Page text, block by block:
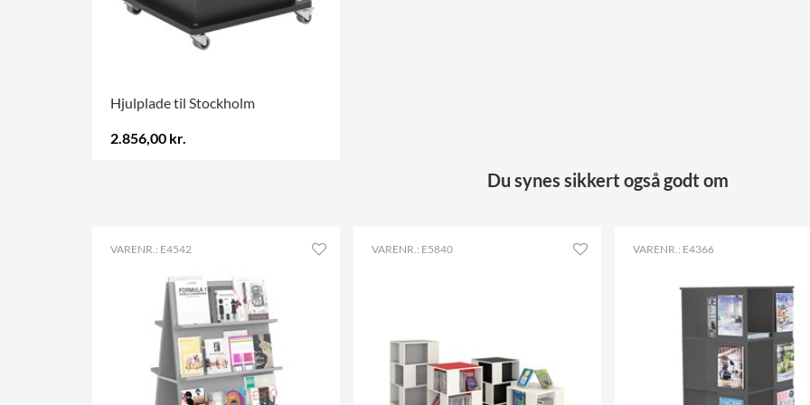
Hjulplade til Stockholm
2.856,00 kr.
Du synes sikkert også godt om
VARENR.: E4542 VARENR.: E5840 VARENR.: E4366